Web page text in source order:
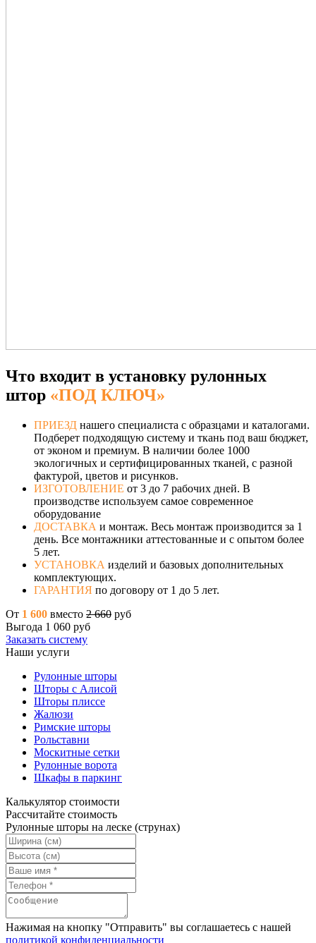
Что входит в установку рулонных
штор «ПОД КЛЮЧ»
ПРИЕЗД нашего специалиста с образцами и каталогами.
Подберет подходящую систему и ткань под ваш бюджет,
от эконом и премиум. В наличии более 1000
экологичных и сертифицированных тканей, с разной
фактурой, цветов и рисунков.
ИЗГОТОВЛЕНИЕ от 3 до 7 рабочих дней. В
производстве используем самое современное
оборудование
ДОСТАВКА и монтаж. Весь монтаж производится за 1
день. Все монтажники аттестованные и с опытом более
5 лет.
УСТАНОВКА изделий и базовых дополнительных
комплектующих.
ГАРАНТИЯ по договору от 1 до 5 лет.
От 1 600 вместо 2 660 руб
Выгода 1 060 руб
Заказать систему
Наши услуги
Рулонные шторы
Шторы с Алисой
Шторы плиссе
Жалюзи
Римские шторы
Рольставни
Москитные сетки
Рулонные ворота
Шкафы в паркинг
Калькулятор стоимости
Рассчитайте стоимость
Рулонные шторы на леске (струнах)
Нажимая на кнопку "Отправить" вы соглашаетесь с нашей
политикой конфиденциальности